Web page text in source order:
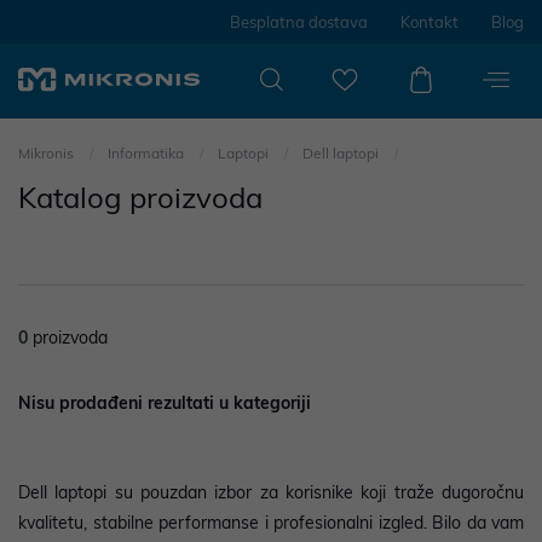
Besplatna dostava Kontakt Blog
Mikronis Informatika Laptopi Dell laptopi
Katalog proizvoda
0 proizvoda
Nisu prodađeni rezultati u kategoriji
Dell laptopi su pouzdan izbor za korisnike koji traže dugoročnu
kvalitetu, stabilne performanse i profesionalni izgled. Bilo da vam